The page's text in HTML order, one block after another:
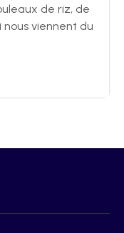
de riz, de
nous viennent du